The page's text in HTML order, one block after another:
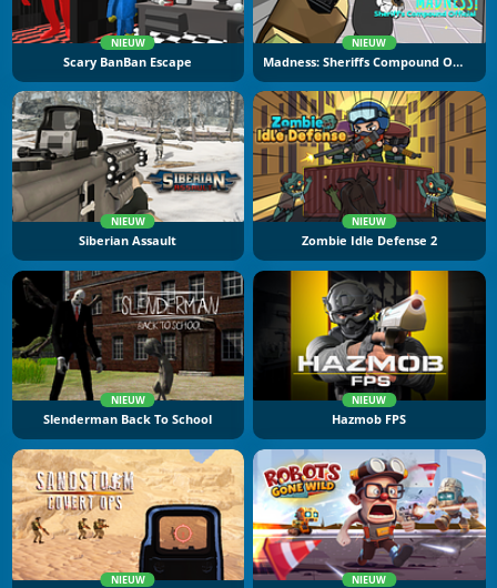
NIEUW
Scary BanBan Escape
NIEUW
Madness: Sheriffs Compound Official
NIEUW
Siberian Assault
NIEUW
Zombie Idle Defense 2
NIEUW
Slenderman Back To School
NIEUW
Hazmob FPS
NIEUW NIEUW